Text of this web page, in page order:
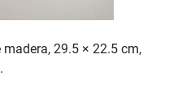
madera, 29.5 × 22.5 cm,